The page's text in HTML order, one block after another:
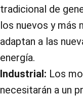
tradicional de
los nuevos y más
adaptan a las
energía.
Industrial: Los
necesitarán a un